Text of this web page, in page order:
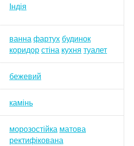
Індія
ваннафартух будинок
коридорстіна кухня туалет
бежевий
камінь
морозостійка матова
ректифікована